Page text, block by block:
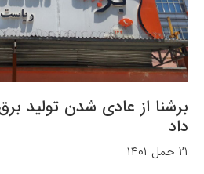
برشنا از عادی شدن تولید
داد
۲۱ حمل ۱۴۰۱